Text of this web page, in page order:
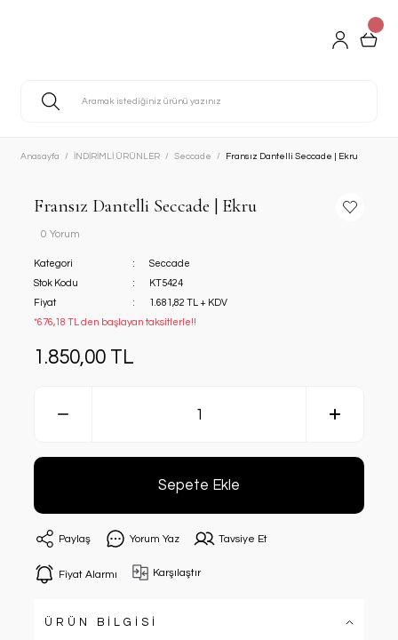
Anasayfa İNDİRİMLİ ÜRÜNLER Seccade Fransız Dantelli Seccade | Ekru
Fransız Dantelli Seccade | Ekru
0 Yorum
Kategori
Seccade
Stok Kodu
KT5424
Fiyat
1.681,82 TL + KDV
*676,18 TL den başlayan taksitlerle!!
1.850,00 TL
Sepete Ekle
Paylaş Yorum Yaz Tavsiye Et
Fiyat Alarmı Karşılaştır
ÜRÜN BİLGİSİ